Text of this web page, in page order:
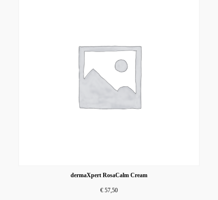
dermaXpert RosaCalm Cream
€ 57,50